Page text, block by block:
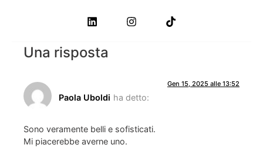
Una risposta
Paola Uboldi ha detto:
Gen 15, 2025 alle 13:52
Sono veramente belli e sofisticati.
Mi piacerebbe averne uno.